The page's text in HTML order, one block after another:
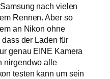
nach vielen
Rennen. Aber so
an Nikon ohne
der Laden für
genau EINE Kamera
nirgendwo alle
testen kann um sein